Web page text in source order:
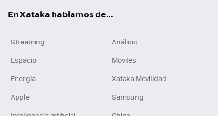
En Xataka hablamos de...
Streaming
Análisis
Espacio
Móviles
Energía
Xataka Movilidad
Apple
Samsung